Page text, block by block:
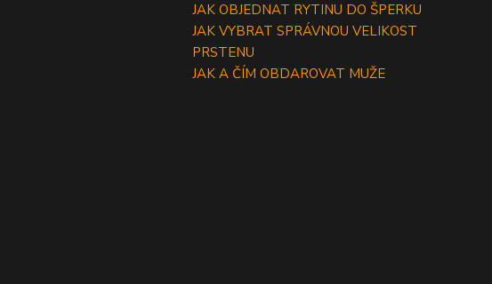
JAK OBJEDNAT RYTINU DO ŠPERKU
JAK VYBRAT SPRÁVNOU VELIKOST
PRSTENU
JAK A ČÍM OBDAROVAT MUŽE